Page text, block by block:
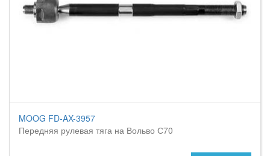
MOOG FD-AX-3957
Передняя рулевая тяга на Вольво С70